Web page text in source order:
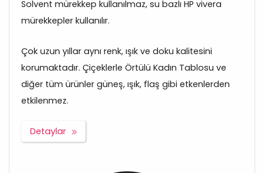
Solvent mürekkep kullanılmaz, su bazlı HP vivera
mürekkepler kullanılır.
Çok uzun yıllar aynı renk, ışık ve doku kalitesini
korumaktadır. Çiçeklerle Örtülü Kadın Tablosu ve
diğer tüm ürünler güneş, ışık, flaş gibi etkenlerden
etkilenmez.
Detaylar